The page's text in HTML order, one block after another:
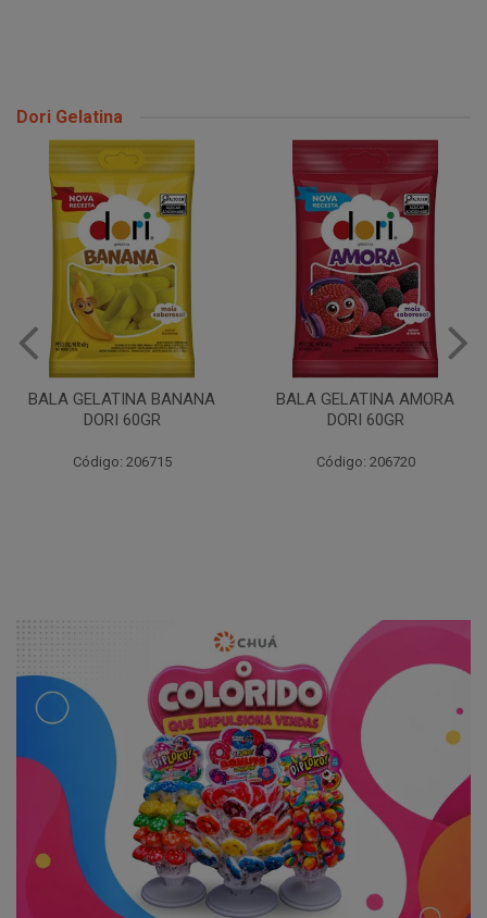
Dori Gelatina
BALA GELATINA BANANA
DORI 60GR
Código: 206715
BALA GELATINA AMORA
DORI 60GR
Código: 206720